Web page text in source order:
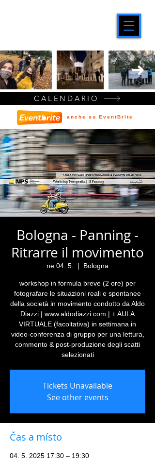
Bologna - Panning -
Ritrarre il movimento
ne 04. 5.
  |
Bologna
workshop in formula breve (2 ore) per
fotografare le situazioni reali e spontanee
della società in movimento condotto da Aldo
Diazzi | www.aldodiazzi.com | + AULA
VIRTUALE (facoltativa) in settimana in
video-conferenza di gruppo per una lettura,
commento & post-produzione degli scatti
selezionati
Tickets Unavailable
See other events
Čas a místo
04. 5. 2025 17:30 – 19:30
CALENDARIO
anche su EventBrite